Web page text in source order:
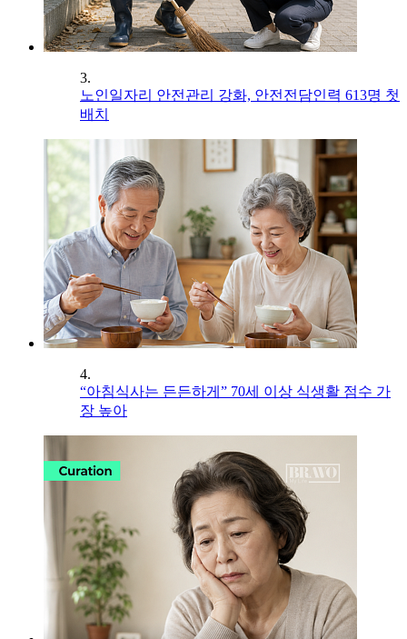
3.
노인일자리 안전관리 강화, 안전전담인력 613명 첫
배치
4.
“아침식사는 든든하게” 70세 이상 식생활 점수 가
장 높아